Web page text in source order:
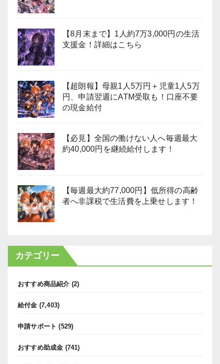
【8月末まで】1人約7万3,000円の生活
支援金！詳細はこちら
【超朗報】母親1人5万円＋児童1人5万
円、申請翌週にATM受取も！口座不要
の現金給付
【必見】全国の働けない人へ毎週最大
約40,000円を継続給付します！
【毎週最大約77,000円】低所得の高齢
者へ非課税で生活費を上乗せします！
カテゴリー
おすすめ商品紹介 (2)
給付金 (7,403)
申請サポート (529)
おすすめ助成金 (741)